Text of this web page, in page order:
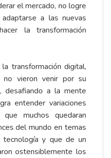
el mercado, no logre
a las nuevas
la transformación
transformación digital,
no vieron venir por su
desafiando a la mente
entender variaciones
muchos quedaran
del mundo en temas
tecnología y que de un
ostensiblemente los